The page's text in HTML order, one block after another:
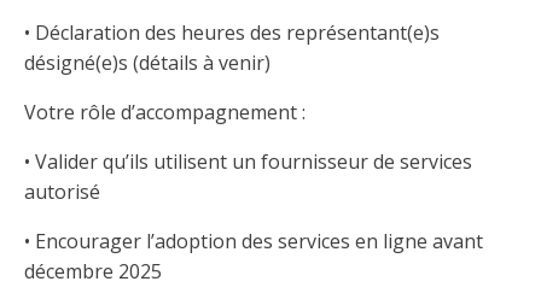
Outils pour votre sécurité électrique
Inspection des travaux électriques
Travaux bénévoles d'électricité
Outils et calculateurs
Qui fait quoi?
Petites annonces
Service Démarrer une entreprise
Ce
lien
s’ouvrira
dans
une
nouvelle
fenêtre
Actualités
Événements
Abonnement – E2Q, FLASH INFO et autres
Vidéos sur la formation continue obligatoire (FCO)
Foire aux questions obligation de formation des
Dispensateurs de formations
• Déclaration des heures des représentant(e)s
désigné(e)s (détails à venir)
Votre rôle d’accompagnement :
• Valider qu’ils utilisent un fournisseur de services
autorisé
• Encourager l’adoption des services en ligne avant
décembre 2025